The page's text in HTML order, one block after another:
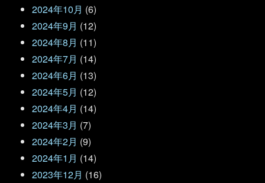
2024年10月 (6)
2024年9月 (12)
2024年8月 (11)
2024年7月 (14)
2024年6月 (13)
2024年5月 (12)
2024年4月 (14)
2024年3月 (7)
2024年2月 (9)
2024年1月 (14)
2023年12月 (16)